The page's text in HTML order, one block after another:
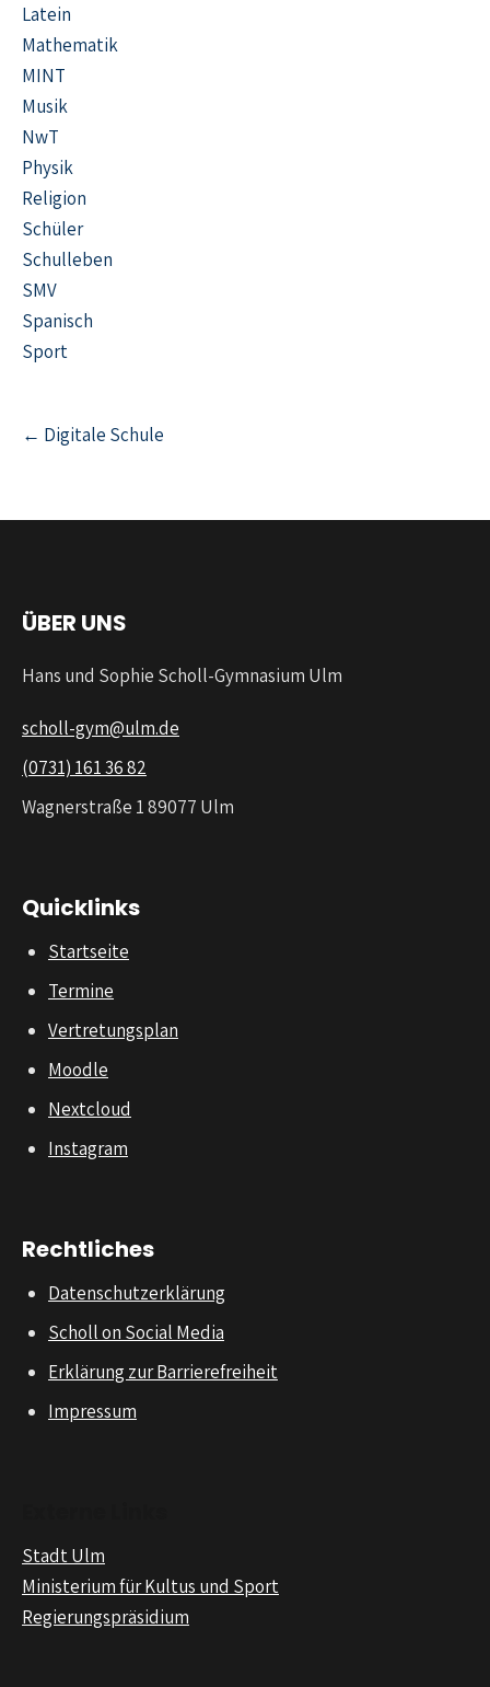
Latein
Mathematik
MINT
Musik
NwT
Physik
Religion
Schüler
Schulleben
SMV
Spanisch
Sport
← Digitale Schule
ÜBER UNS
Hans und Sophie Scholl-Gymnasium Ulm
scholl-gym@ulm.de
(0731) 161 36 82
Wagnerstraße 1 89077 Ulm
Quicklinks
Startseite
Termine
Vertretungsplan
Moodle
Nextcloud
Instagram
Rechtliches
Datenschutzerklärung
Scholl on Social Media
Erklärung zur Barrierefreiheit
Impressum
Stadt Ulm
Ministerium für Kultus und Sport
Regierungspräsidium